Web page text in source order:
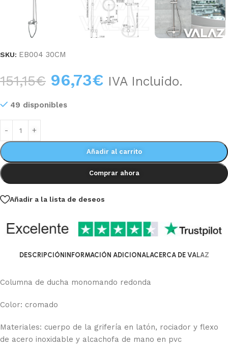
SKU: EB004 30CM
151,15€ 96,73€ IVA Incluido.
49 disponibles
Añadir al carrito
Comprar ahora
Añadir a la lista de deseos
DESCRIPCIÓN INFORMACIÓN ADICIONALACERCA DE VALAZ
Columna de ducha monomando redonda
Color: cromado
Materiales: cuerpo de la grifería en latón, rociador y flexo
de acero inoxidable y alcachofa de mano en pvc